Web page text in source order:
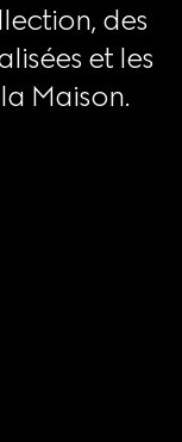
des
et les
Maison.